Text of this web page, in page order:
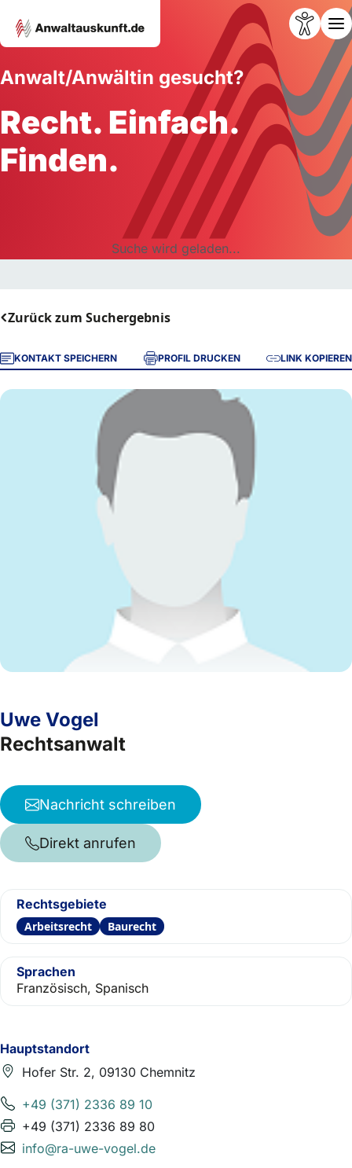
Anwalt/Anwältin gesucht?
Recht. Einfach.
Finden.
Suche wird geladen...
Zurück zum Suchergebnis
KONTAKT SPEICHERN PROFIL DRUCKEN LINK KOPIEREN
Hauptstandort
Hofer Str. 2, 09130 Chemnitz
+49 (371) 2336 89 10
+49 (371) 2336 89 80
info@ra-uwe-vogel.de
Uwe Vogel
Rechtsanwalt
Nachricht schreiben
Direkt anrufen
Rechtsgebiete
Arbeitsrecht Baurecht
Sprachen
Französisch, Spanisch